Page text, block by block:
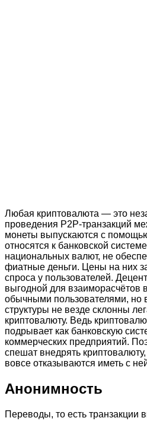
Любая криптовалюта — это
проведения P2P-транзакций
монеты выпускаются с
относятся к банковской
национальных валют, не
фиатные деньги. Цены на них
спроса у пользователей.
выгодной для взаиморасчётов
обычными пользователями, но
структуры не везде склонны
криптовалюту. Ведь
подрывает как банковскую
коммерческих предприятий.
спешат внедрять
вовсе отказываются иметь с
Анонимность
Переводы, то есть транзакции